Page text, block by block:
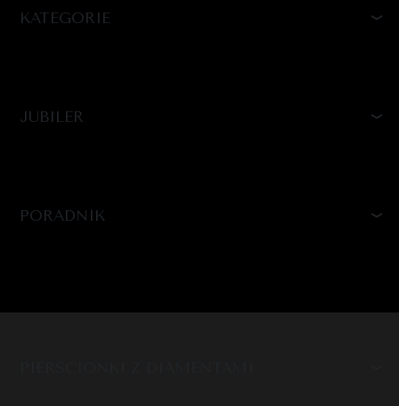
KATEGORIE
JUBILER
PORADNIK